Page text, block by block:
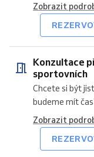
Zobrazit
Konzultace
sportovních
Chcete si být
budeme mít
Zobrazit